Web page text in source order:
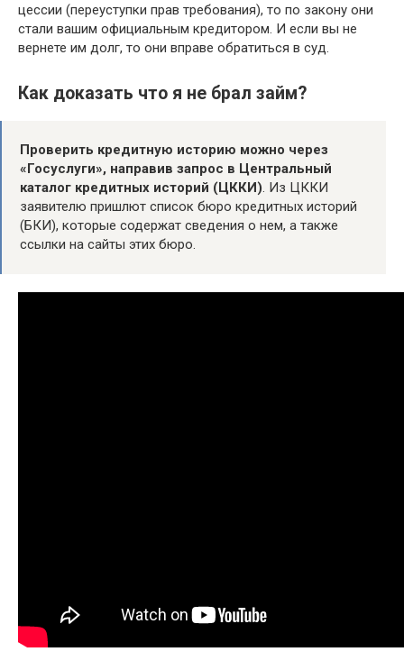
цессии (переуступки прав требования), то по закону они
стали вашим официальным кредитором. И если вы не
вернете им долг, то они вправе обратиться в суд.
Как доказать что я не брал займ?
Проверить кредитную историю можно через
«Госуслуги», направив запрос в Центральный
каталог кредитных историй (ЦККИ). Из ЦККИ
заявителю пришлют список бюро кредитных историй
(БКИ), которые содержат сведения о нем, а также
ссылки на сайты этих бюро.